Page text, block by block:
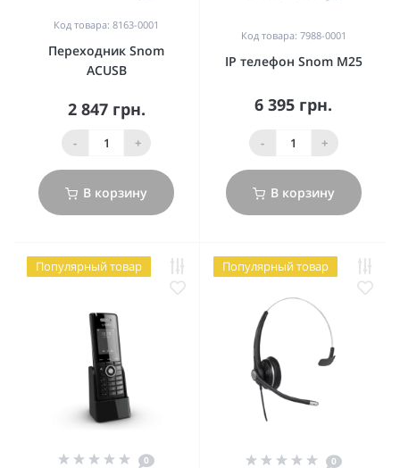
Код товара: 8163-0001
Переходник Snom
ACUSB
2 847 грн.
- +
В корзину
Код товара: 7988-0001
IP телефон Snom M25
6 395 грн.
- +
В корзину
Популярный товар
0
Популярный товар
0